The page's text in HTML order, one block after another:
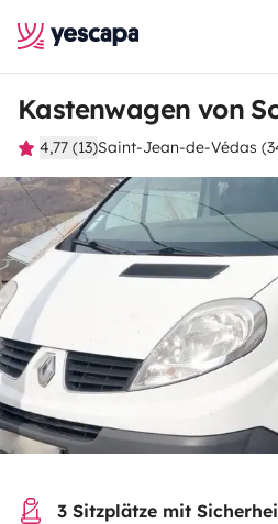
Kastenwagen von
4,77 (13)Saint-Jean-de-Védas
3 Sitzplätze mit